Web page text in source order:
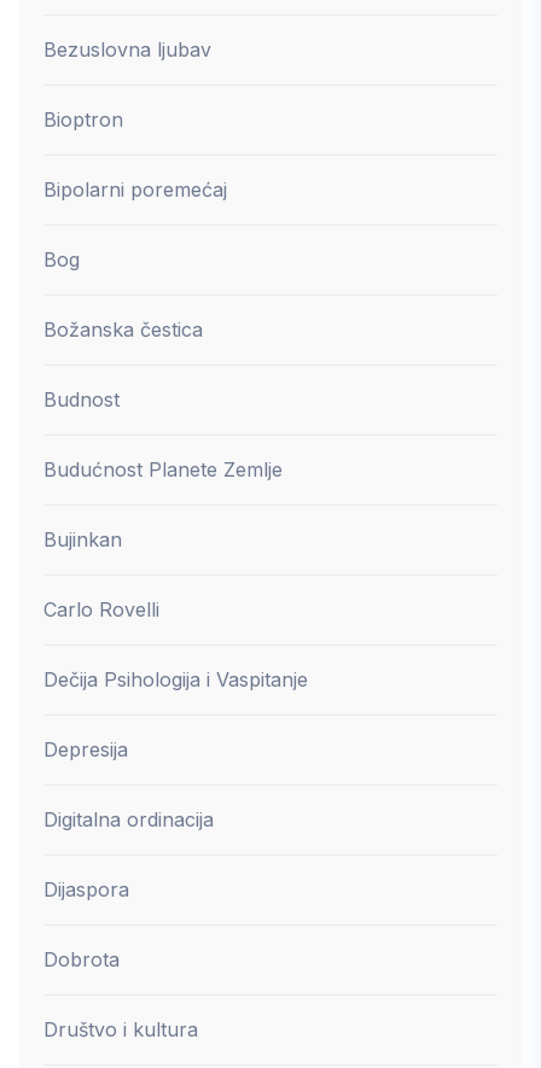
Bezuslovna ljubav
Bioptron
Bipolarni poremećaj
Bog
Božanska čestica
Budnost
Budućnost Planete Zemlje
Bujinkan
Carlo Rovelli
Dečija Psihologija i Vaspitanje
Depresija
Digitalna ordinacija
Dijaspora
Dobrota
Društvo i kultura